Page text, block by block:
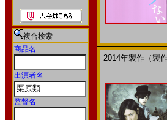
複合検索
商品名
出演者名
監督名
2014年製作（製